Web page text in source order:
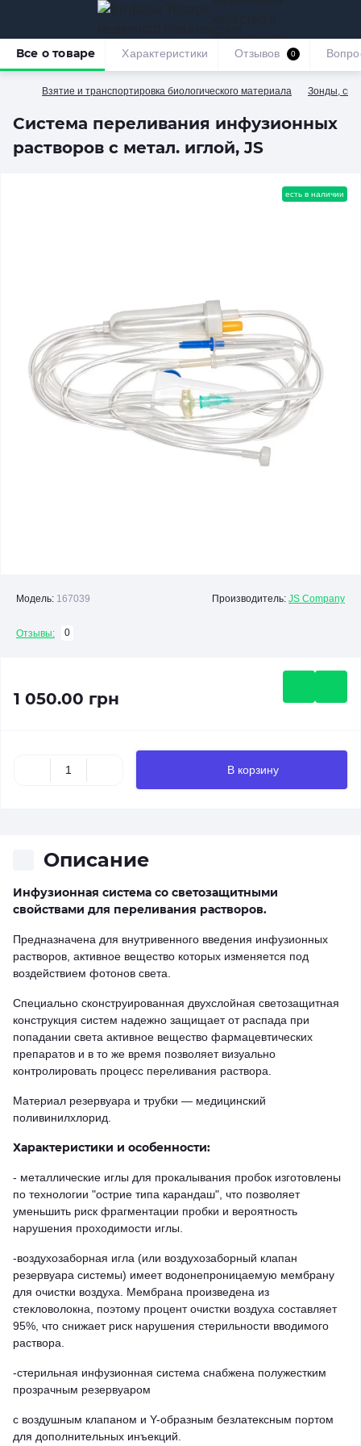
безупречное
обслуживание
Взятие и транспортировка биологического материала Зонды,
Система переливания инфузионных
растворов с метал. иглой, JS
Все о товаре Характеристики Отзывов 0
есть в наличии
Модель: 167039 Производитель: JS Company
Отзывы: 0
1 050.00 грн
В корзину
Описание
Инфузионная система со светозащитными
свойствами для переливания растворов.
Предназначена для внутривенного введения инфузионных
растворов, активное вещество которых изменяется под
воздействием фотонов света.
Специально сконструированная двухслойная светозащитная
конструкция систем надежно защищает от распада при
попадании света активное вещество фармацевтических
препаратов и в то же время позволяет визуально
контролировать процесс переливания раствора.
Материал резервуара и трубки — медицинский
поливинилхлорид.
Характеристики и особенности:
- металлические иглы для прокалывания пробок изготовлены
по технологии "острие типа карандаш", что позволяет
уменьшить риск фрагментации пробки и вероятность
нарушения проходимости иглы.
-воздухозаборная игла (или воздухозаборный клапан
резервуара системы) имеет водонепроницаемую мембрану
для очистки воздуха. Мембрана произведена из
стекловолокна, поэтому процент очистки воздуха составляет
95%, что снижает риск нарушения стерильности вводимого
раствора.
-стерильная инфузионная система снабжена полужестким
прозрачным резервуаром
с воздушным клапаном и Y-образным безлатексным портом
для дополнительных инъекций.